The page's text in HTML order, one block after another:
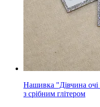
Нашивка "Дівчина очі
з срібним глітером